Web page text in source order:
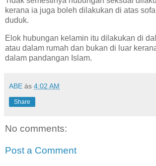
kerana ia juga boleh dilakukan di atas
duduk.
Elok hubungan kelamin itu dilakukan di
atau dalam rumah dan bukan di luar
dalam pandangan Islam.
ABE às 4:02 AM
Share
No comments:
Post a Comment